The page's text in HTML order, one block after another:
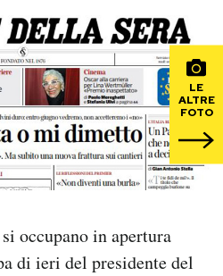
Mondiali calcio 2026
LE
ALTRE
FOTO
occupano in apertura
di ieri del presidente del